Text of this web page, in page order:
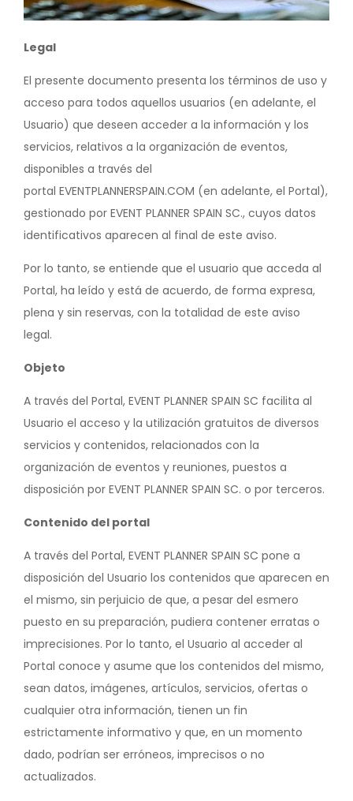
Legal
El presente documento presenta los términos de uso y
acceso para todos aquellos usuarios (en adelante, el
Usuario) que deseen acceder a la información y los
servicios, relativos a la organización de eventos,
disponibles a través del
portal EVENTPLANNERSPAIN.COM (en adelante, el Portal),
gestionado por EVENT PLANNER SPAIN SC., cuyos datos
identificativos aparecen al final de este aviso.
Por lo tanto, se entiende que el usuario que acceda al
Portal, ha leído y está de acuerdo, de forma expresa,
plena y sin reservas, con la totalidad de este aviso
legal.
Objeto
A través del Portal, EVENT PLANNER SPAIN SC facilita al
Usuario el acceso y la utilización gratuitos de diversos
servicios y contenidos, relacionados con la
organización de eventos y reuniones, puestos a
disposición por EVENT PLANNER SPAIN SC. o por terceros.
Contenido del portal
A través del Portal, EVENT PLANNER SPAIN SC pone a
disposición del Usuario los contenidos que aparecen en
el mismo, sin perjuicio de que, a pesar del esmero
puesto en su preparación, pudiera contener erratas o
imprecisiones. Por lo tanto, el Usuario al acceder al
Portal conoce y asume que los contenidos del mismo,
sean datos, imágenes, artículos, servicios, ofertas o
cualquier otra información, tienen un fin
estrictamente informativo y que, en un momento
dado, podrían ser erróneos, imprecisos o no
actualizados.